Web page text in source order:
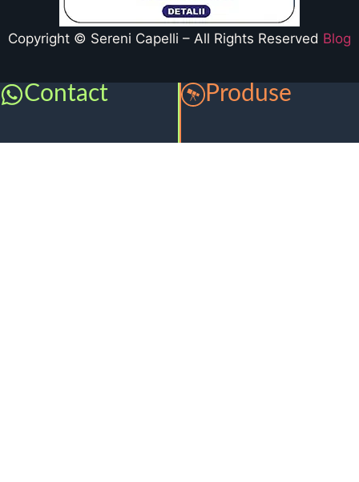
Copyright © Sereni Capelli – All Rights Reserved Blog
Contact Produse